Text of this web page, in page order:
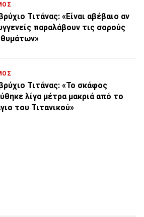
Τιτάνας: «Είναι αβέβαιο αν
παραλάβουν τις σορούς
Τιτάνας: «Το σκάφος
λίγα μέτρα μακριά από το
του Τιτανικού»